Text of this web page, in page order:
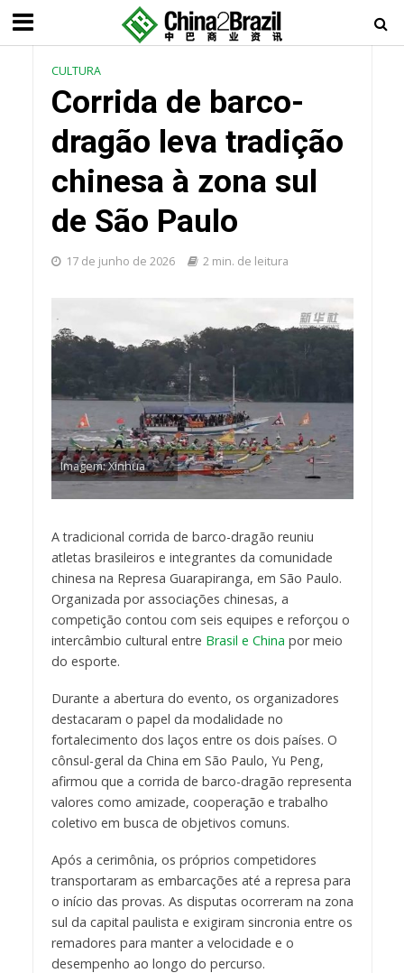
CULTURA
Corrida de barco-
dragão leva tradição
chinesa à zona sul
de São Paulo
17 de junho de 2026 2 min. de leitura
Imagem: Xinhua
A tradicional corrida de barco-dragão reuniu
atletas brasileiros e integrantes da comunidade
chinesa na Represa Guarapiranga, em São Paulo.
Organizada por associações chinesas, a
competição contou com seis equipes e reforçou o
intercâmbio cultural entre Brasil e China por meio
do esporte.
Durante a abertura do evento, os organizadores
destacaram o papel da modalidade no
fortalecimento dos laços entre os dois países. O
cônsul-geral da China em São Paulo, Yu Peng,
afirmou que a corrida de barco-dragão representa
valores como amizade, cooperação e trabalho
coletivo em busca de objetivos comuns.
Após a cerimônia, os próprios competidores
transportaram as embarcações até a represa para
o início das provas. As disputas ocorreram na zona
sul da capital paulista e exigiram sincronia entre os
remadores para manter a velocidade e o
desempenho ao longo do percurso.